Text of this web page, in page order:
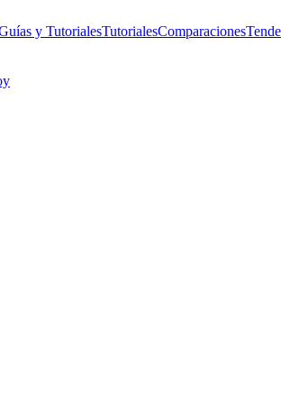
y TutorialesTutorialesComparaciones